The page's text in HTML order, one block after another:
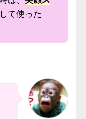
して使った